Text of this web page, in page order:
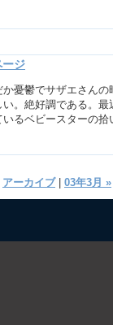
ージ
憂鬱でサザエさんの
。絶好調である。最
るベビースターの
アーカイブ| 03年3月 »